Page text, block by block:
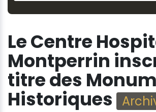
Le Centre
Montperrin
titre des
Historiques